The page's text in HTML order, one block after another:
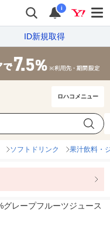
i
ID新規取得
ロハコメニュー
ソフトドリンク 果汁飲料・